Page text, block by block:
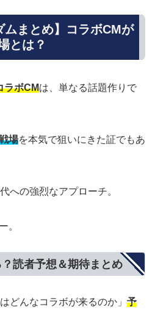
ムまとめ】コラボCMが
とは？
ラボCMは、単なる話題作りで
場を本気で狙いにきた証でもあ
への強烈なアプローチ。
。
読者予想＆期待まとめ
どんなコラボが来るのか」 予